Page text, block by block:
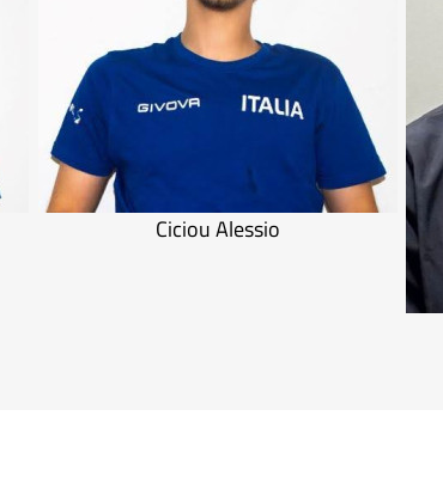
Ciciou Alessio